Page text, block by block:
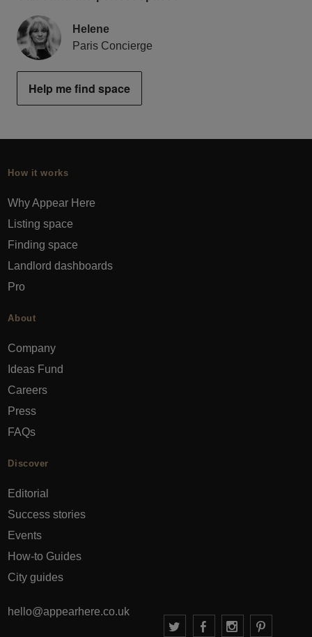
Helene
Paris Concierge
Help me find space
How it works
Why Appear Here
Listing space
Finding space
Landlord dashboards
Pro
About
Company
Ideas Fund
Careers
Press
FAQs
Discover
Editorial
Success stories
Events
How-to Guides
City guides
hello@appearhere.co.uk